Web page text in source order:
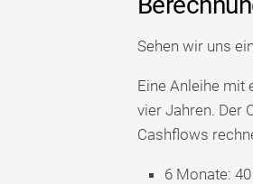
Sehen wir uns
Eine Anleihe mit
vier Jahren. Der
Cashflows
6 Monate: